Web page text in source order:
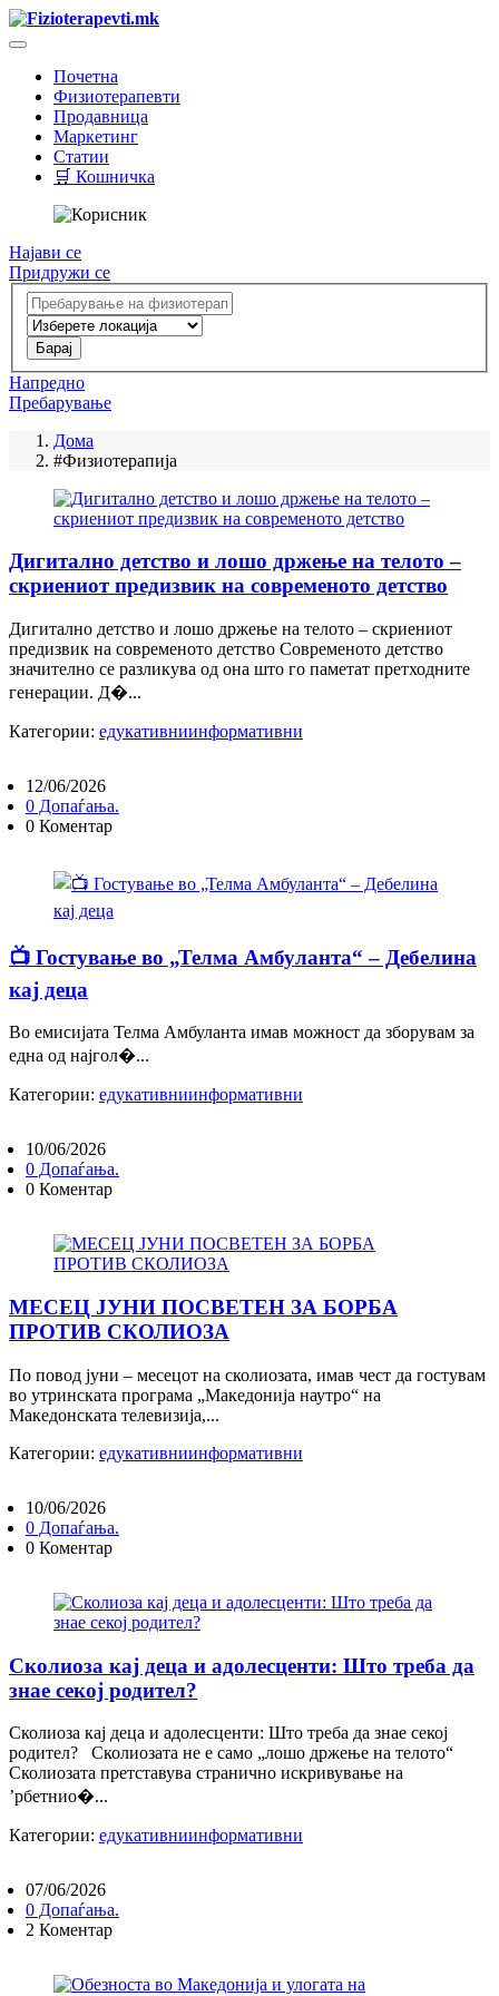
Почетна
Физиотерапевти
Продавница
Маркетинг
Статии
🛒 Кошничка
Најави се
Придружи се
Напредно
Пребарување
Дома
#Физиотерапија
Дигитално детство и лошо држење на телото –
скриениот предизвик на современото детство
Дигитално детство и лошо држење на телото – скриениот
предизвик на современото детство Современото детство
значително се разликува од она што го паметат претходните
генерации. Д�...
Категории: едукативниинформативни
12/06/2026
0 Допаѓања.
0 Коментар
📺 Гостување во „Телма Амбуланта“ – Дебелина
кај деца
Во емисијата Телма Амбуланта имав можност да зборувам за
една од најгол�...
Категории: едукативниинформативни
10/06/2026
0 Допаѓања.
0 Коментар
МЕСЕЦ ЈУНИ ПОСВЕТЕН ЗА БОРБА
ПРОТИВ СКОЛИОЗА
По повод јуни – месецот на сколиозата, имав чест да гостувам
во утринската програма „Македонија наутро“ на
Македонската телевизија,...
Категории: едукативниинформативни
10/06/2026
0 Допаѓања.
0 Коментар
Сколиоза кај деца и адолесценти: Што треба да
знае секој родител?
Сколиоза кај деца и адолесценти: Што треба да знае секој
родител? Сколиозата не е само „лошо држење на телото“
Сколиозата претставува странично искривување на
’рбетнио�...
Категории: едукативниинформативни
07/06/2026
0 Допаѓања.
2 Коментар